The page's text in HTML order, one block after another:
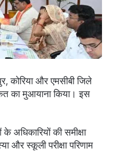
कोरिया और एमसीबी जिले
का मुआयाना किया। इस
अधिकारियों की समीक्षा
स्कूली परीक्षा परिणाम